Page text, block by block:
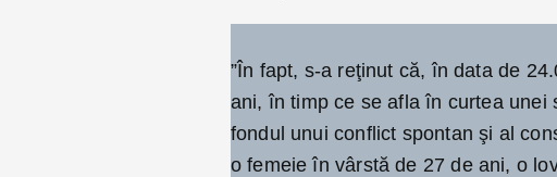
”În fapt, s-a reţinut că, în data de
ani, în timp ce se afla în curtea unei
fondul unui conflict spontan şi al
o femeie în vârstă de 27 de ani, o